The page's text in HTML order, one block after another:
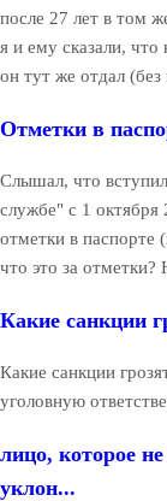
после 27 лет в том
я и ему сказали,
он тут же отдал
Отметки в
Слышал, что
службе" с 1 октября
отметки в паспорте
что это за
Какие санкции
Какие санкции
уголовную
лицо, которое
уклон...